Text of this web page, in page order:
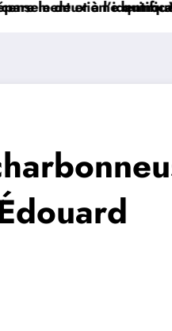
de la population
: l’Université